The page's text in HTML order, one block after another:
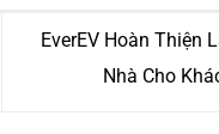
EverEV Hoàn Thiện
Nhà Cho